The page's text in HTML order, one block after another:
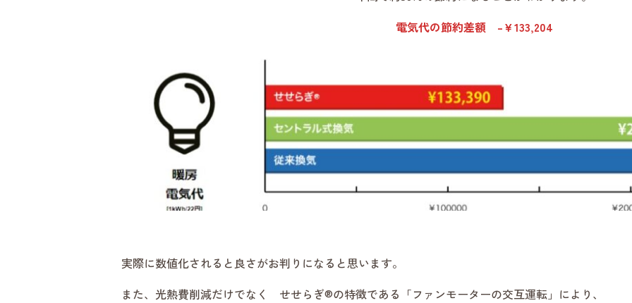
電気代の節約差額 –￥133,204
実際に数値化されると良さがお判りになると思います。
また、光熱費削減だけでなく せせらぎ®の特徴である「ファンモーターの交互運転」により、